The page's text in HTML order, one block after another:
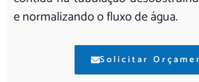
e normalizando o fluxo de água.
Solicitar